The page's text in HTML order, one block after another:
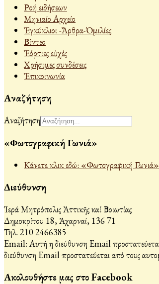
Ροή ειδήσεων
Μηνιαίο Αρχείο
Ἐγκύκλιοι -Ἄρθρα-Ὁμιλίες
Βίντεο
Ἐόρτιες εὐχές
Χρήσιμες συνδέσεις
Ἐπικοινωνία
Αναζήτηση
Αναζήτηση
«Φωτογραφική Γωνιά»
Κάνετε κλικ εδώ: «Φωτογραφική
Διεύθυνση
Ἱερά Μητρόπολις Ἀττικῆς καί Βοιωτίας
Δημοκρίτου 18, Ἀχαρναί, 136 71
Τηλ. 210 2466385
Email: Αυτή η διεύθυνση Email
διεύθυνση Email προστατεύεται από τους
Ακολουθήστε μας στο Facebook